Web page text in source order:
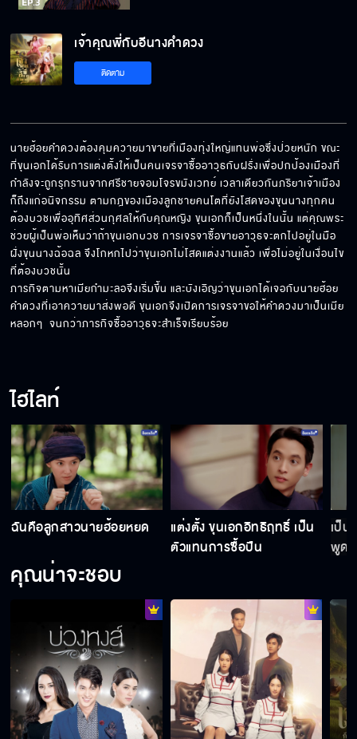
เจ้าคุณพี่กับอีนางคำดวง
ติดตาม
นายฮ้อยคำดวงต้องคุมควายมาขายที่เมืองทุ่งใหญ่แทนพ่อซึ่งป่วยหนัก ขณะ
ที่ขุนเอกได้รับการแต่งตั้งให้เป็นคนเจรจาซื้ออาวุธกับฝรั่งเพื่อปกป้องเมืองที่
กำลังจะถูกรุกรานจากศรีชายจอมโจรขมังเวทย์ เวลาเดียวกันภริยาเจ้าเมือง
ก็ถึงแก่อนิจกรรม ตามกฎของเมืองลูกชายคนโตที่ยังโสดของขุนนางทุกคน
ต้องบวชเพื่ออุทิศส่วนกุศลให้กับคุณหญิง ขุนเอกก็เป็นหนึ่งในนั้น แต่คุณพระ
ช่วยผู้เป็นพ่อเห็นว่าถ้าขุนเอกบวช การเจรจาซื้อขายอาวุธจะตกไปอยู่ในมือ
ฝั่งขุนนางฉ้อฉล จึงโกหกไปว่าขุนเอกไม่โสดแต่งงานแล้ว เพื่อไม่อยู่ในเงื่อนไข
ที่ต้องบวชนั้น
ภารกิจตามหาเมียกำมะลอจึงเริ่มขึ้น และบังเอิญว่าขุนเอกได้เจอกับนายฮ้อย
คำดวงที่เอาควายมาส่งพอดี ขุนเอกจึงเปิดการเจรจาขอให้คำดวงมาเป็นเมีย
หลอกๆ  จนกว่าภารกิจซื้ออาวุธจะสำเร็จเรียบร้อย
ไฮไลท์
ฉันคือลูกสาวนายฮ้อยหยด
แต่งตั้ง ขุนเอกอิทธิฤทธิ์ เป็น
ตัวแทนการซื้อปืน
เป็
พูด
คุณน่าจะชอบ